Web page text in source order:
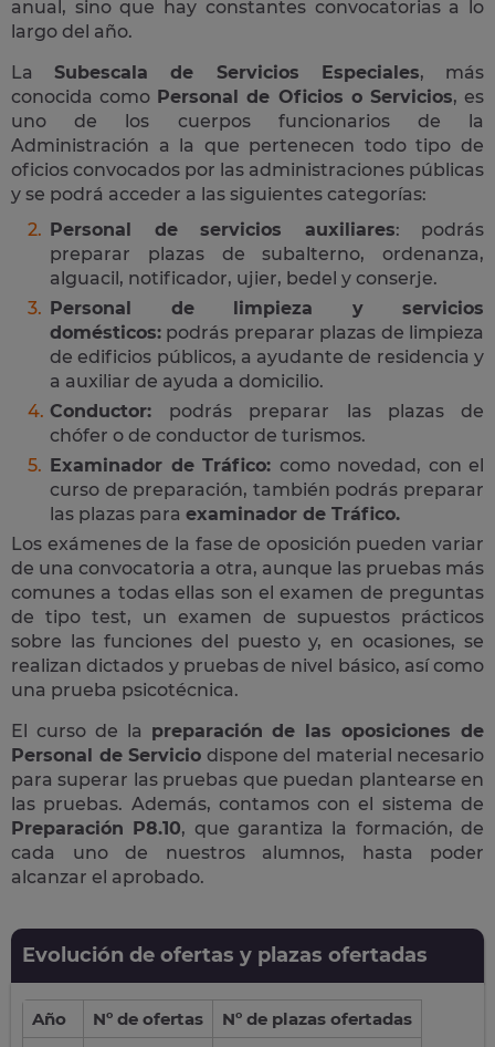
anual, sino que hay constantes convocatorias a lo
largo del año.
LaSubescala de Servicios Especiales, más
conocida como Personal de Oficios o Servicios, es
uno de los cuerpos funcionarios de la
Administración a la que pertenecen todo tipo de
oficios convocados por las administraciones públicas
y se podrá acceder a las siguientes categorías:
Personal de servicios auxiliares: podrás
preparar plazas de subalterno, ordenanza,
alguacil, notificador, ujier, bedel y conserje.
Personal de limpieza y servicios
domésticos: podrás preparar plazas de limpieza
de edificios públicos, a ayudante de residencia y
a auxiliar de ayuda a domicilio.
Conductor: podrás preparar las plazas de
chófer o de conductor de turismos.
Examinador de Tráfico: como novedad, con el
curso de preparación, también podrás preparar
las plazas para examinador de Tráfico.
Los exámenes de la fase de oposición pueden variar
de una convocatoria a otra, aunque las pruebas más
comunes a todas ellas son el examen de preguntas
de tipo test, un examen de supuestos prácticos
sobre las funciones del puesto y, en ocasiones, se
realizan dictados y pruebas de nivel básico, así como
una prueba psicotécnica.
El curso de la preparación de las oposiciones de
Personal de Servicio dispone del material necesario
para superar las pruebas que puedan plantearse en
las pruebas. Además, contamos con el sistema de
Preparación P8.10, que garantiza la formación, de
cada uno de nuestros alumnos, hasta poder
alcanzar el aprobado.
Evolución de ofertas y plazas ofertadas
Año Nº de ofertas
Nº de plazas ofertadas